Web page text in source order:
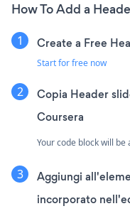
How To Add a
Create a Free
Start for free now
Copia Header
Coursera
Your code block will
Aggiungi
incorporato